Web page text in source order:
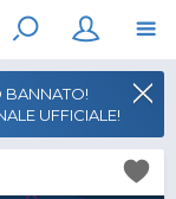
BANNATO!
UFFICIALE!